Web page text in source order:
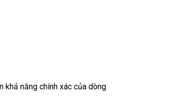
khả năng chính xác của dòng